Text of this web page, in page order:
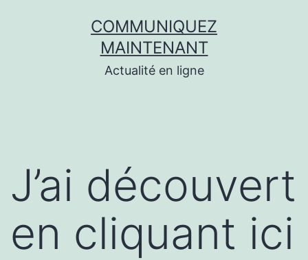
COMMUNIQUEZ
MAINTENANT
Actualité en ligne
J’ai découvert
en cliquant ici